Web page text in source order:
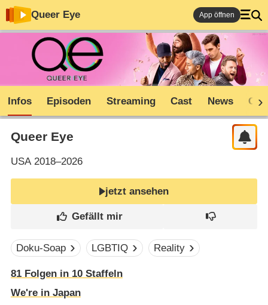
Queer Eye App öffnen
Infos Episoden Streaming Cast News
Queer Eye
USA2018–2026
jetzt ansehen
Doku-Soap LGBTIQ Reality
81Folgen in 10Staffeln
We're in Japan